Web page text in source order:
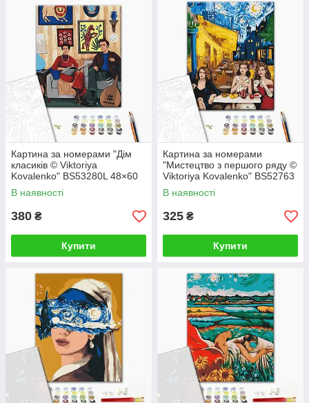
Картина за номерами "Дім
класиків © Viktoriya
Kovalenko" BS53280L 48×60
см
В наявності
380 ₴
Купити
Картина за номерами
"Мистецтво з першого ряду ©
Viktoriya Kovalenko" BS52763
40×50 см
В наявності
325 ₴
Купити